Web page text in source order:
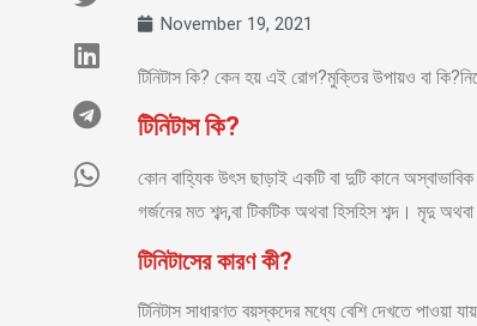
November 19, 2021
টিনিটাস কি? কেন হয় এই রোগ?মুক্তির উপায়ও বা
টিনিটাস কি?
কোন বাহ্যিক উৎস ছাড়াই একটি বা দুটি কানে
গর্জনের মত শব্দ,বা টিকটিক অথবা হিসহিস শব্দ। মৃদু
টিনিটাসের কারণ কী?
টিনিটাস সাধারণত বয়স্কদের মধ্যে বেশি দেখতে